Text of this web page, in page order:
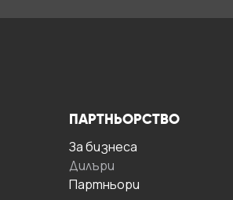
ПАРТНЬОРСТВО
За бизнесa
Дилъри
Партньори